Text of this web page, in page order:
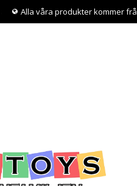
Alla våra produkter kommer